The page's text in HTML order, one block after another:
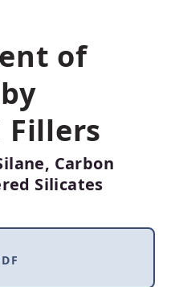
of
Fillers
Carbon
Silicates